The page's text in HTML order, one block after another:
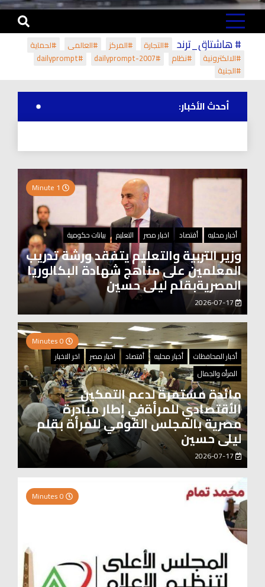
# هاشتاق_ترند #التجارة #المركز #العالمي
#لحماية
#الالكترونية
#نظام #dailyprompt-2007
#dailyprompt
#الجنية
أحدث الأخبار:
أخبار محليه أقتصاد اخبار مصر التعليم بيانات حكومية
وزير التربية والتعليم يتفقد ورشة تدريب
المعلمين على مناهج شهادة البكالوريا
المصريةبقلم ليلى حسين
أخبار المحافظات
أخبار محليه أقتصاد اخبار مصر
اخر الاخبار
المرأه والجمال
مائدة مستمرة لدعم التمكين
الأقتصادي للمرأةفي إطار مبادرة
مصرية بالمجلس القومي للمرأة بقلم
ليلى حسين
2026-07-17